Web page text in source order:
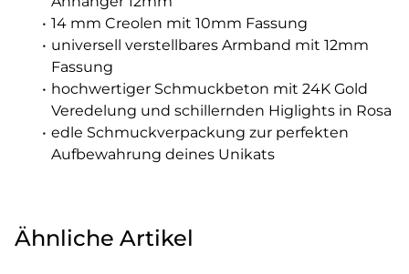
14 mm Creolen mit 10mm Fassung
universell verstellbares Armband mit 12mm
Fassung
hochwertiger Schmuckbeton mit 24K Gold
Veredelung und schillernden Higlights in Rosa
edle Schmuckverpackung zur perfekten
Aufbewahrung deines Unikats
Ähnliche Artikel